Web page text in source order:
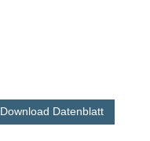
Download Datenblatt